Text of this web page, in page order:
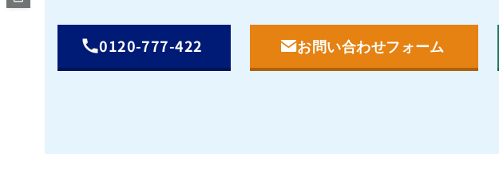
0120-777-422 お問い合わせフォーム